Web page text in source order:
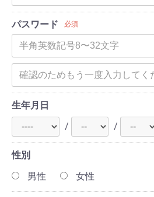
パスワード 必須
生年月日
/
/
性別
男性
女性